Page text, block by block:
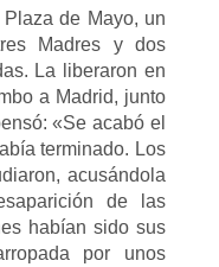
de Mayo, un
Madres y dos
La liberaron en
a Madrid, junto
«Se acabó el
terminado. Los
acusándola
de las
habían sido sus
por unos